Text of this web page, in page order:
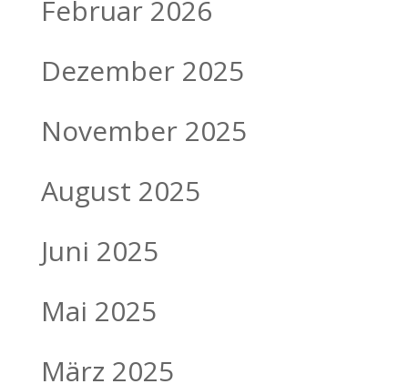
Februar 2026
Dezember 2025
November 2025
August 2025
Juni 2025
Mai 2025
März 2025